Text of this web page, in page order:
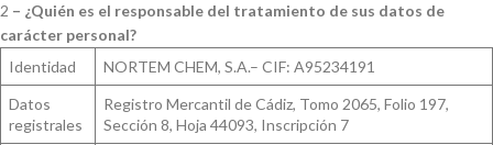
2 – ¿Quién es el responsable del tratamiento de sus datos de
carácter personal?
Identidad
NORTEM CHEM, S.A.– CIF: A95234191
Datos
registrales
Registro Mercantil de Cádiz, Tomo 2065, Folio 197,
Sección 8, Hoja 44093, Inscripción 7